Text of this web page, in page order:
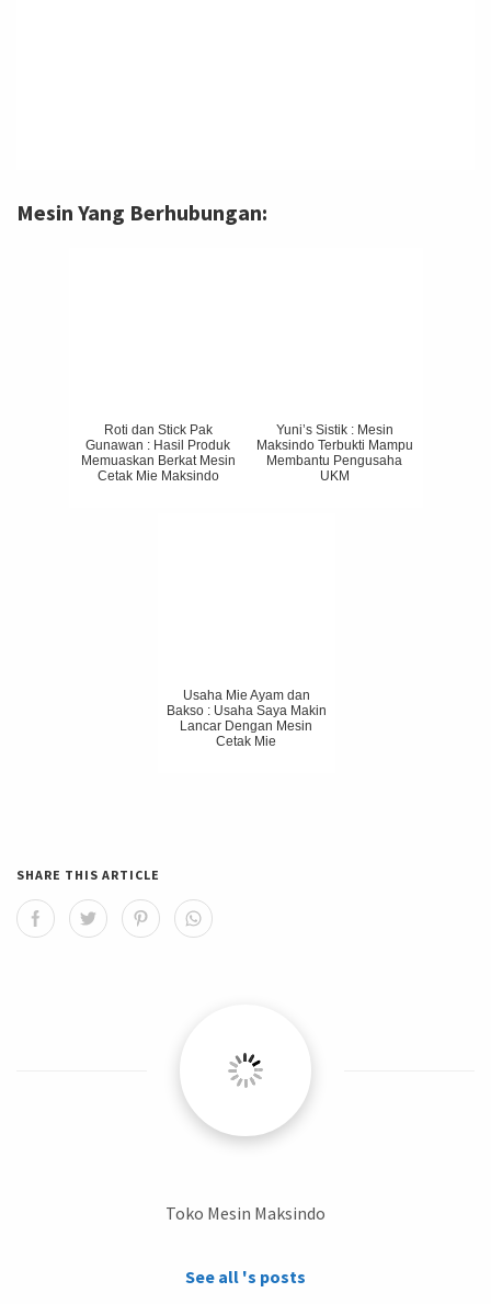
Mesin Yang Berhubungan:
Roti dan Stick Pak
Gunawan : Hasil Produk
Memuaskan Berkat Mesin
Cetak Mie Maksindo
Yuni’s Sistik : Mesin
Maksindo Terbukti Mampu
Membantu Pengusaha
UKM
Usaha Mie Ayam dan
Bakso : Usaha Saya Makin
Lancar Dengan Mesin
Cetak Mie
SHARE THIS ARTICLE
Toko Mesin Maksindo
See all 's posts